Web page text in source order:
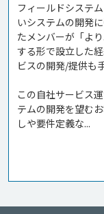
フィールドシステ
いシステムの開発
たメンバーが「よ
する形で設立した
ビスの開発/提供も
この自社サービス
テムの開発を望む
しや要件定義な...